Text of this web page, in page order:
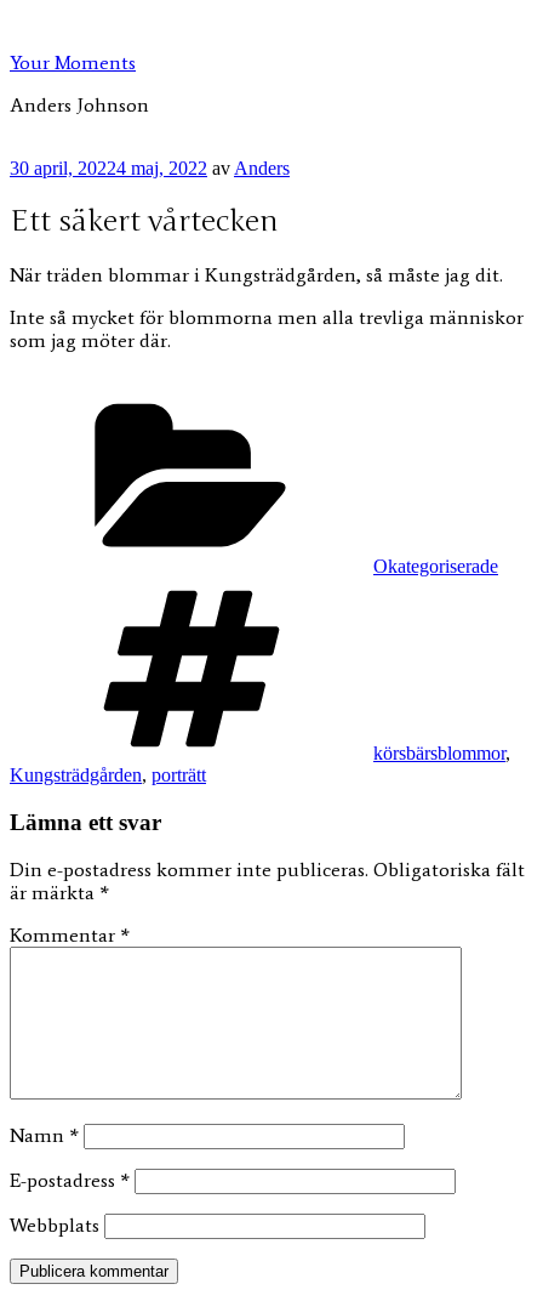
innehåll
Your Moments
Anders Johnson
Publicerat
30 april, 20224 maj, 2022 av Anders
Ett säkert vårtecken
När träden blommar i Kungsträdgården, så måste jag dit.
Inte så mycket för blommorna men alla trevliga människor
som jag möter där.
Okategoriserade
körsbärsblommor,
Kungsträdgården, porträtt
Lämna ett svar
Din e-postadress kommer inte publiceras. Obligatoriska fält
är märkta *
Kommentar *
Namn *
E-postadress *
Webbplats